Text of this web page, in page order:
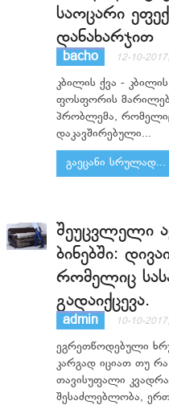
საოცარი
დანახარჯით
bacho 12-10-
კბილის ქვა -
ფოსფორის
პრობლემა,
დაკავშირებული...
გაეცანი სრულად...
შეუცვლელი
ბინებში:
რომელიც
გადაიქცევა.
admin 10-10-
ეგრეთწოდებული
კარგად იციათ თუ
თავისუფალი
შესაძლებლობა,